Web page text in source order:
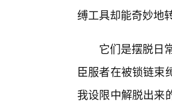
缚工具却能奇妙地
它们是摆脱日
臣服者在被锁链束
我设限中解脱出来